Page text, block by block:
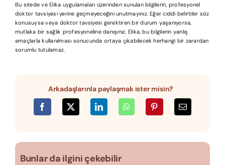
Bu sitede ve Elika uygulamaları üzerinden sunulan bilgilerin, profesyonel
doktor tavsiyesi yerine geçmeyeceğini unutmayınız. Eğer ciddi belirtiler söz
konusuysa veya doktor tavsiyesi gerektiren bir durum yaşanıyorsa,
mutlaka bir sağlık profesyoneline danışınız. Elika, bu bilgilerin yanlış
amaçlarla kullanılması sonucunda ortaya çıkabilecek herhangi bir zarardan
sorumlu tutulamaz.
Arkadaşlarınla paylaşmak ister misin?
Bunlar da ilgini çekebilir